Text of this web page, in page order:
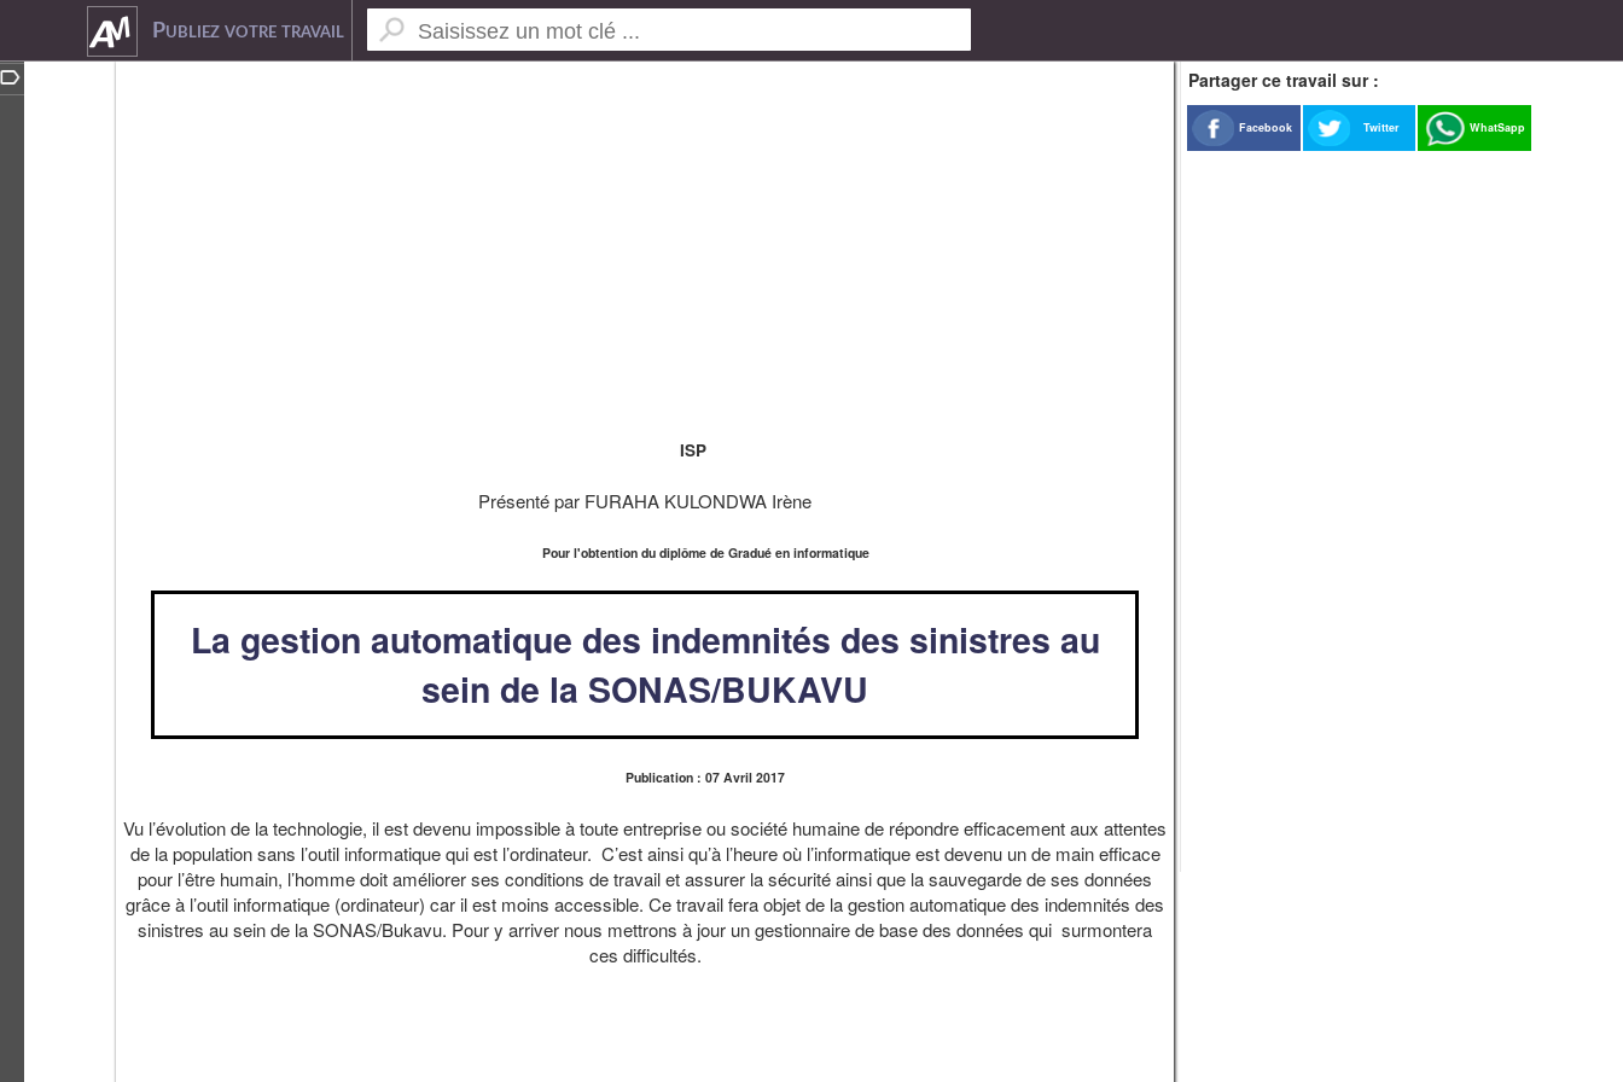
Publiez votre travail
ISP
Présenté par FURAHA KULONDWA Irène
Pour l'obtention du diplôme de Gradué en informatique
La gestion automatique des indemnités des sinistres au
sein de la SONAS/BUKAVU
Publication : 07 Avril 2017
Vu l’évolution de la technologie, il est devenu impossible à toute entreprise ou société humaine de répondre efficacement aux attentes
de la population sans l’outil informatique qui est l’ordinateur. C’est ainsi qu’à l’heure où l’informatique est devenu un de main efficace
pour l’être humain, l’homme doit améliorer ses conditions de travail et assurer la sécurité ainsi que la sauvegarde de ses données
grâce à l’outil informatique (ordinateur) car il est moins accessible. Ce travail fera objet de la gestion automatique des indemnités des
sinistres au sein de la SONAS/Bukavu. Pour y arriver nous mettrons à jour un gestionnaire de base des données qui surmontera
ces difficultés.
Partager ce travail sur :
Facebook Twitter WhatSapp